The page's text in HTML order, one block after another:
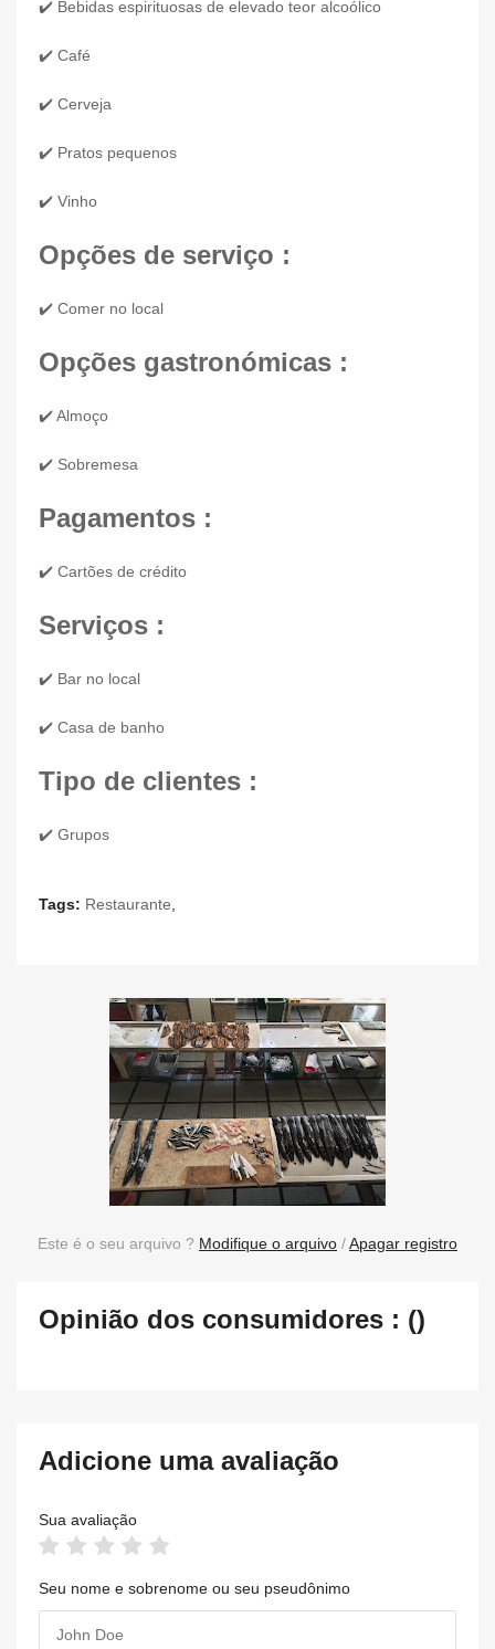
✔️ Bebidas espirituosas de elevado teor alcoólico
✔️ Café
✔️ Cerveja
✔️ Pratos pequenos
✔️ Vinho
Opções de serviço :
✔️ Comer no local
Opções gastronómicas :
✔️ Almoço
✔️ Sobremesa
Pagamentos :
✔️ Cartões de crédito
Serviços :
✔️ Bar no local
✔️ Casa de banho
Tipo de clientes :
✔️ Grupos
Tags: Restaurante
Este é o seu arquivo ? Modifique o arquivo /Apagar registro
Opinião dos consumidores : ()
Adicione uma avaliação
Sua avaliação
Seu nome e sobrenome ou seu pseudônimo